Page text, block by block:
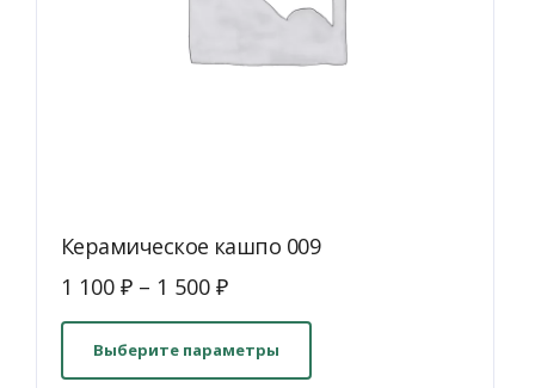
Керамическое кашпо 009
1 100 ₽ – 1 500 ₽
Выберите параметры